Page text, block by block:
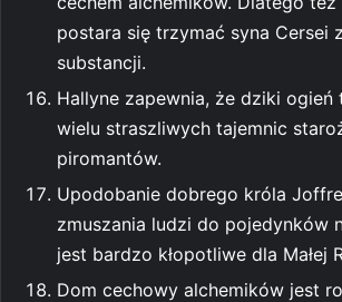
postara się trzymać syna Cersei
substancji.
Hallyne zapewnia, że dziki
wielu straszliwych tajemnic
piromantów.
Upodobanie dobrego króla
zmuszania ludzi do pojedynków
jest bardzo kłopotliwe dla Małej
Dom cechowy alchemików jest